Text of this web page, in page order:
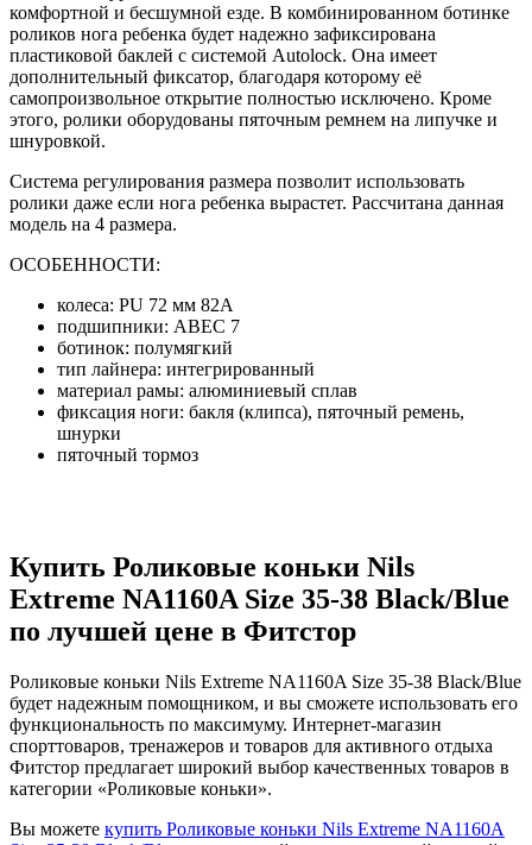
комфортной и бесшумной езде. В комбинированном ботинке
роликов нога ребенка будет надежно зафиксирована
пластиковой баклей с системой Autolock. Она имеет
дополнительный фиксатор, благодаря которому её
самопроизвольное открытие полностью исключено. Кроме
этого, ролики оборудованы пяточным ремнем на липучке и
шнуровкой.
Система регулирования размера позволит использовать
ролики даже если нога ребенка вырастет. Рассчитана данная
модель на 4 размера.
ОСОБЕННОСТИ:
колеса: PU 72 мм 82A
подшипники: ABEC 7
ботинок: полумягкий
тип лайнера: интегрированный
материал рамы: алюминиевый сплав
фиксация ноги: бакля (клипса), пяточный ремень,
шнурки
пяточный тормоз
Купить Роликовые коньки Nils
Extreme NA1160A Size 35-38 Black/Blue
по лучшей цене в Фитстор
Роликовые коньки Nils Extreme NA1160A Size 35-38 Black/Blue
будет надежным помощником, и вы сможете использовать его
функциональность по максимуму. Интернет-магазин
спорттоваров, тренажеров и товаров для активного отдыха
Фитстор предлагает широкий выбор качественных товаров в
категории «Роликовые коньки».
Вы можете купить Роликовые коньки Nils Extreme NA1160A